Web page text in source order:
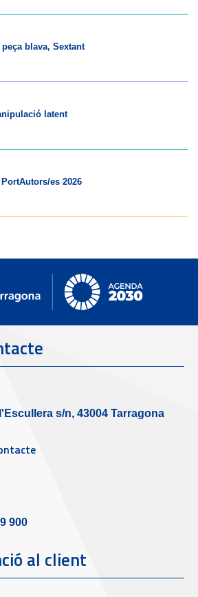
blava, Sextant
latent
es 2026
s/n, 43004 Tarragona
900
al client